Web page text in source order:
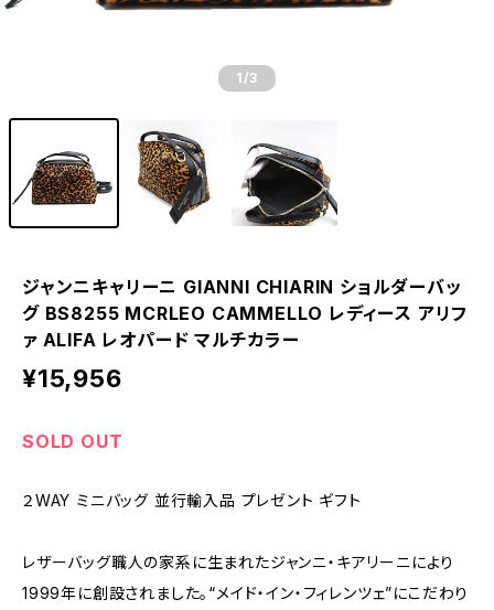
1 /3
ジャンニキャリーニ GIANNI CHIARIN ショルダーバッ
グ BS8255 MCRLEO CAMMELLO レディース アリフ
ァ ALIFA レオパード マルチカラー
¥15,956
SOLD OUT
２WAY ミニバッグ 並行輸入品 プレゼント ギフト
レザーバッグ職人の家系に生まれたジャンニ・キアリーニにより
1999年に創設されました。“メイド・イン・フィレンツェ”にこだわり